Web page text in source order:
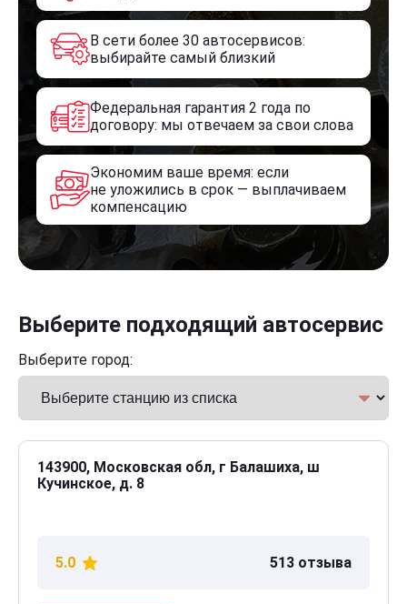
В сети более 30 автосервисов:
выбирайте самый близкий
Федеральная гарантия 2 года по
договору: мы отвечаем за свои слова
Экономим ваше время: если
не уложились в срок — выплачиваем
компенсацию
Выберите подходящий автосервис
Выберите город:
143900, Московская обл, г Балашиха, ш
Кучинское, д. 8
5.0 513 отзыва